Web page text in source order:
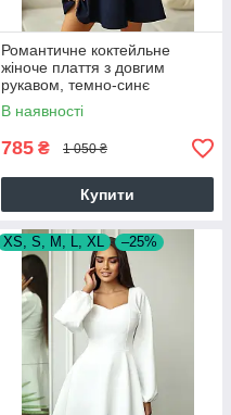
Романтичне коктейльне
жіноче плаття з довгим
рукавом, темно-синє
В наявності
785 ₴ 1 050 ₴
Купити
XS, S, M, L, XL –25%